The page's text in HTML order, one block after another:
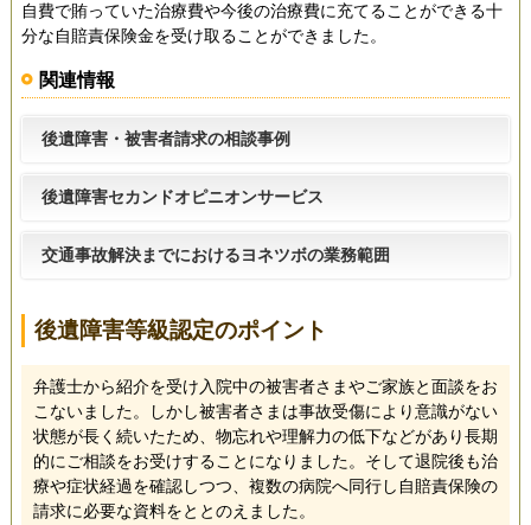
自費で賄っていた治療費や今後の治療費に充てることができる十
分な自賠責保険金を受け取ることができました。
関連情報
後遺障害・被害者請求の相談事例
後遺障害セカンドオピニオンサービス
交通事故解決までにおけるヨネツボの業務範囲
後遺障害等級認定のポイント
弁護士から紹介を受け入院中の被害者さまやご家族と面談をお
こないました。しかし被害者さまは事故受傷により意識がない
状態が長く続いたため、物忘れや理解力の低下などがあり長期
的にご相談をお受けすることになりました。そして退院後も治
療や症状経過を確認しつつ、複数の病院へ同行し自賠責保険の
請求に必要な資料をととのえました。